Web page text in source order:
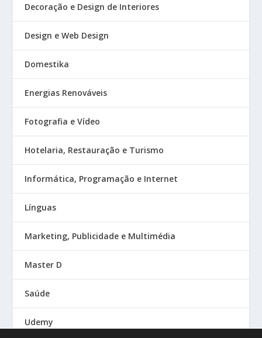
Decoração e Design de Interiores
Design e Web Design
Domestika
Energias Renováveis
Fotografia e Vídeo
Hotelaria, Restauração e Turismo
Informática, Programação e Internet
Línguas
Marketing, Publicidade e Multimédia
Master D
Saúde
Udemy